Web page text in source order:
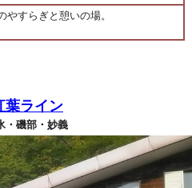
すらぎと憩いの場。
葉ライン
・磯部・妙義